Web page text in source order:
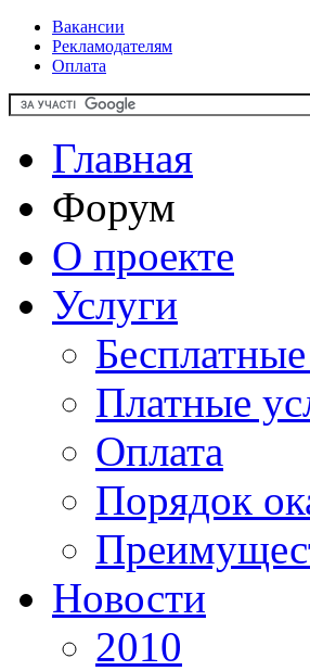
Вакансии
Рекламодателям
Оплата
Главная
Форум
О проекте
Услуги
Платные
Оплата
Порядок
Новости
2010